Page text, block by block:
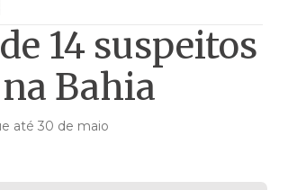
14 suspeitos
Bahia
até 30 de maio